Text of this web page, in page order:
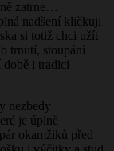
zatrne…
nadšení kličkuji
si totiž chci užít
trnutí, stoupání
i tradici
nezbedy
je úplně
okamžiků před